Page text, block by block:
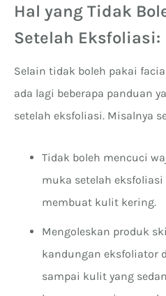
Hal yang Tidak
Setelah Eksfoliasi:
Selain tidak boleh pakai
ada lagi beberapa panduan
setelah eksfoliasi. Misalnya
Tidak boleh mencuci
muka setelah
membuat kulit kering.
Mengoleskan produk
kandungan eksfoliator
sampai kulit yang